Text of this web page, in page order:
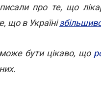
про те, що
що в Україні
бути цікаво, що